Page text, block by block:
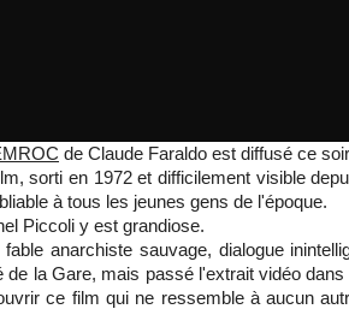
de Claude Faraldo est diffusé ce
sorti en 1972 et difficilement visible
à tous les jeunes gens de l'époque.
Piccoli y est grandiose.
fable anarchiste sauvage, dialogue
de la Gare, mais passé l'extrait vidéo
ce film qui ne ressemble à aucun